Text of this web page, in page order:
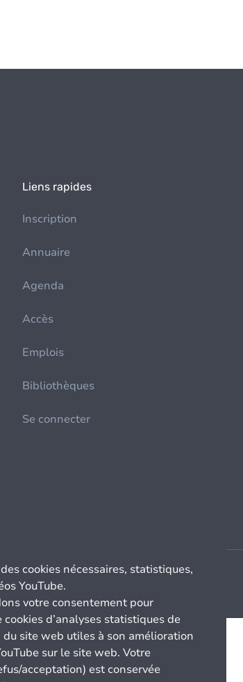
Liens rapides
Inscription
Annuaire
Agenda
Accès
Emplois
Bibliothèques
Se connecter
cookies nécessaires, statistiques,
YouTube.
votre consentement pour
cookies d’analyses statistiques de
site web utiles à son amélioration
sur le site web. Votre
acceptation) est conservée